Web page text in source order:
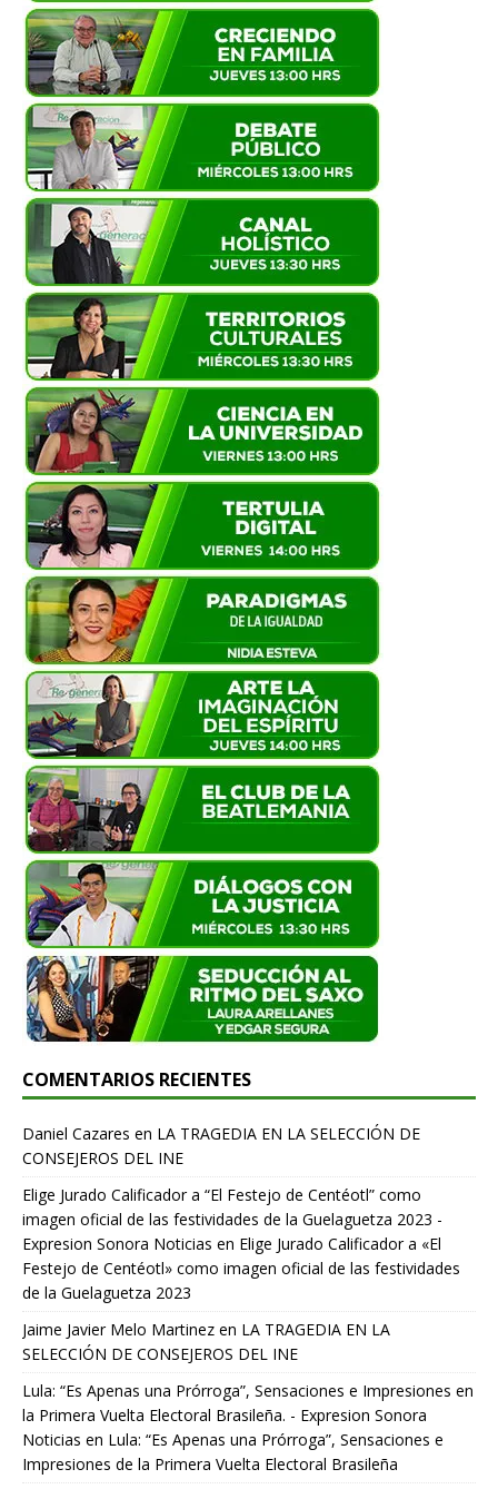
COMENTARIOS RECIENTES
Daniel Cazares en LA TRAGEDIA EN LA SELECCIÓN DE
CONSEJEROS DEL INE
Elige Jurado Calificador a “El Festejo de Centéotl” como
imagen oficial de las festividades de la Guelaguetza 2023 -
Expresion Sonora Noticias en Elige Jurado Calificador a «El
Festejo de Centéotl» como imagen oficial de las festividades
de la Guelaguetza 2023
Jaime Javier Melo Martinez en LA TRAGEDIA EN LA
SELECCIÓN DE CONSEJEROS DEL INE
Lula: “Es Apenas una Prórroga”, Sensaciones e Impresiones en
la Primera Vuelta Electoral Brasileña. - Expresion Sonora
Noticias en Lula: “Es Apenas una Prórroga”, Sensaciones e
Impresiones de la Primera Vuelta Electoral Brasileña